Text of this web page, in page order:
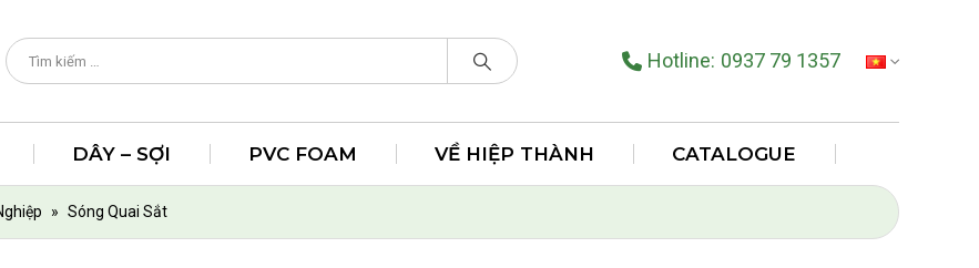
Hotline: 0937 79 1357
DÂY – SỢI PVC FOAM VỀ HIỆP THÀNH CATALOGUE
» Sóng Quai Sắt